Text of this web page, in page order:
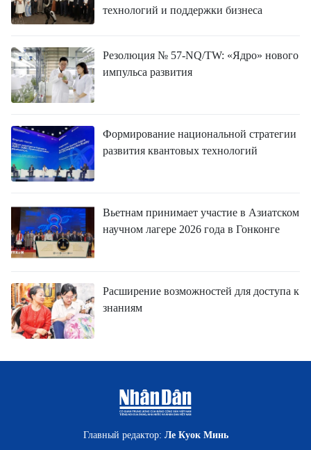
технологий и поддержки бизнеса
Резолюция № 57-NQ/TW: «Ядро» нового
импульса развития
Формирование национальной стратегии
развития квантовых технологий
Вьетнам принимает участие в Азиатском
научном лагере 2026 года в Гонконге
Расширение возможностей для доступа к
знаниям
Главный редактор: Ле Куок Минь